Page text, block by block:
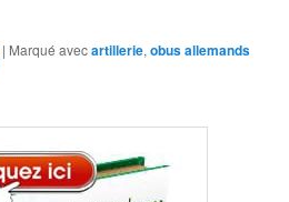
| Marqué avecartillerie,obus allemands